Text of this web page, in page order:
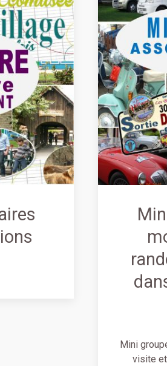
Mini
visite